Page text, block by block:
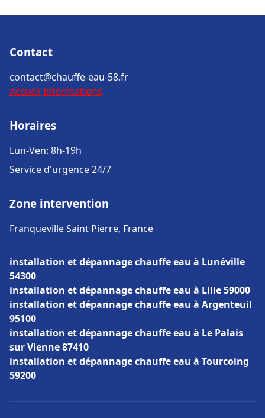
Contact
contact@chauffe-eau-58.fr
Accueil Informations
Horaires
Lun-Ven: 8h-19h
Service d'urgence 24/7
Zone intervention
Franqueville Saint Pierre, France
installation et dépannage chauffe eau à Lunéville
54300
installation et dépannage chauffe eau à Lille 59000
installation et dépannage chauffe eau à Argenteuil
95100
installation et dépannage chauffe eau à Le Palais
sur Vienne 87410
installation et dépannage chauffe eau à Tourcoing
59200